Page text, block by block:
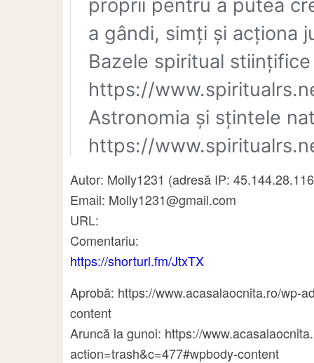
Autor: Molly1231 (adresă IP:
Email: Molly1231@gmail.com
URL:
Comentariu:
https://shorturl.fm/JtxTX
Aprobă: https://www.acasalaocnita.ro/wp-
content
Aruncă la gunoi: https://
action=trash&c=477#wpbody-content